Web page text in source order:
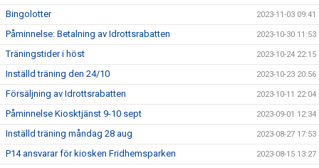
Bingolotter 2023-11-03 09:41
Påminnelse: Betalning av Idrottsrabatten 2023-10-30 11:53
Träningstider i höst 2023-10-24 22:15
Inställd träning den 24/10 2023-10-23 20:56
Försäljning av Idrottsrabatten 2023-10-11 22:04
Påminnelse Kiosktjänst 9-10 sept 2023-09-01 12:34
Inställd träning måndag 28 aug 2023-08-27 17:53
P14 ansvarar för kiosken Fridhemsparken 2023-08-15 13:27